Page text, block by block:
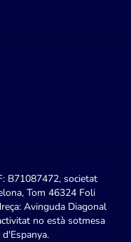
B71087472, societat
Tom 46324 Foli
Avinguda Diagonal
no està sotmesa